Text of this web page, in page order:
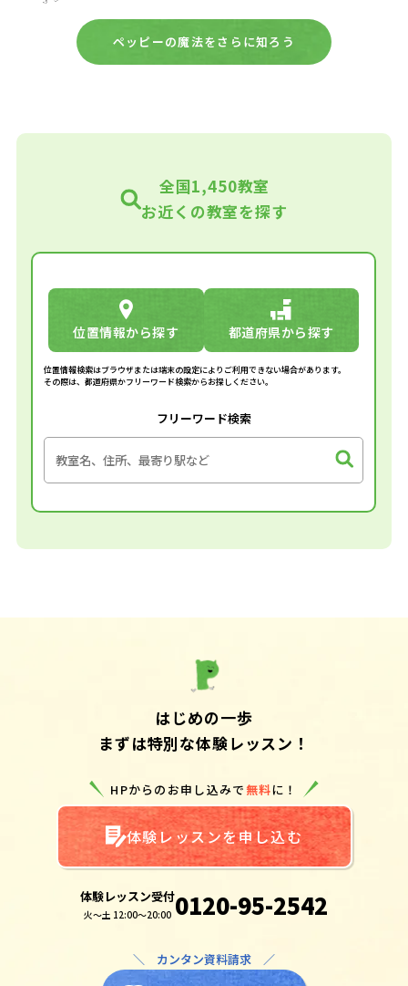
ペッピーの魔法をさらに知ろう
全国1,450教室
お近くの教室を探す
位置情報から探す 都道府県から探す
位置情報検索はブラウザまたは端末の設定によりご利用できない場合があります。
その際は、都道府県かフリーワード検索からお探しください。
フリーワード検索
はじめの一歩
まずは特別な体験レッスン！
HPからのお申し込みで無料に！
体験レッスンを申し込む
体験レッスン受付
火～土 12:00～20:00 0120-95-2542
＼ カンタン資料請求 ／